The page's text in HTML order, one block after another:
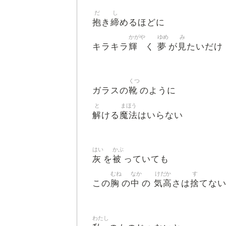
抱
だ
き 締
し
めるほどに
キラキラ 輝
かがや
く 夢
ゆめ
が 見
み
たいだけ
ガラスの靴
くつ
のように
解
と
ける 魔法
まほう
はいらない
灰
はい
を被
かぶ
っていても
この胸
むね
の中
なか
の 気高
けだか
さは捨
す
てな
わたし